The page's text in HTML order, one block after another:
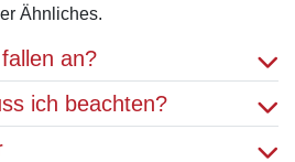
Ähnliches.
an?
ich beachten?